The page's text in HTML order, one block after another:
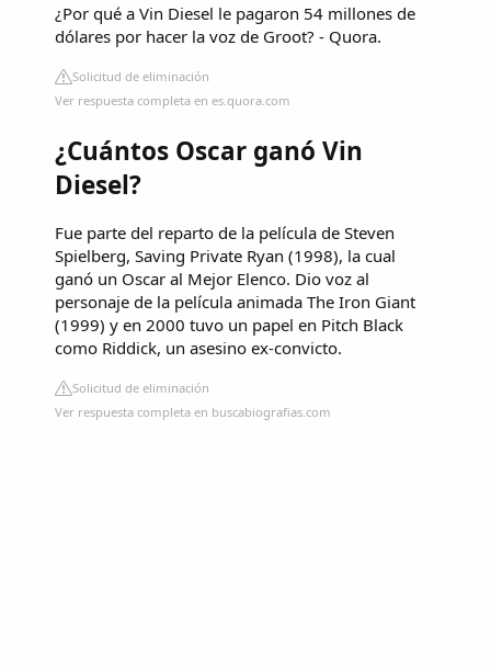
¿Por qué a Vin Diesel le pagaron 54 millones de
dólares por hacer la voz de Groot? - Quora.
Solicitud de eliminación
Ver respuesta completa en es.quora.com
¿Cuántos Oscar ganó Vin
Diesel?
Fue parte del reparto de la película de Steven
Spielberg, Saving Private Ryan (1998), la cual
ganó un Oscar al Mejor Elenco. Dio voz al
personaje de la película animada The Iron Giant
(1999) y en 2000 tuvo un papel en Pitch Black
como Riddick, un asesino ex-convicto.
Solicitud de eliminación
Ver respuesta completa en buscabiografias.com